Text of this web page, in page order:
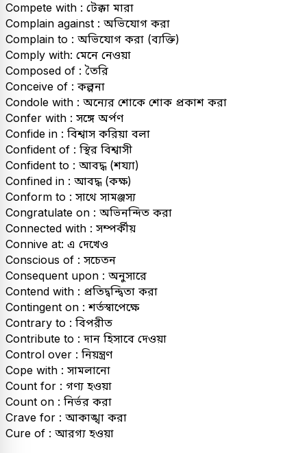
Compete with : টেক্কা মারা
Complain against : অভিযোগ করা
Complain to : অভিযোগ করা (ব্যক্তি)
Comply with: মেনে নেওয়া
Composed of : তৈরি
Conceive of : কল্পনা
Condole with : অন্যের শোকে শোক প্রকাশ করা
Confer with : সঙ্গে অৰ্পণ
Confide in : বিশ্বাস করিয়া বলা
Confident of : স্থির বিশ্বাসী
Confident to : আবদ্ধ (শয্যা)
Confined in : আবদ্ধ (কক্ষ)
Conform to : সাথে সামঞ্জস্য
Congratulate on : অভিনন্দিত করা
Connected with : সম্পৰ্কীয়
Connive at: এ দেখেও
Conscious of : সচেতন
Consequent upon : অনুসারে
Contend with : প্রতিদ্বন্দ্বিতা করা
Contingent on : শর্তস্বাপেক্ষে
Contrary to : বিপরীত
Contribute to : দান হিসাবে দেওয়া
Control over : নিয়ন্ত্ৰণ
Cope with : সামলানো
Count for : গণ্য হওয়া
Count on : নির্ভর করা
Crave for : আকাঙ্খা করা
Cure of : আরগ্য হওয়া